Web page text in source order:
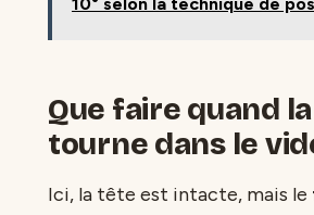
Que faire quand
tourne dans le
Ici, la tête est intacte, mais le